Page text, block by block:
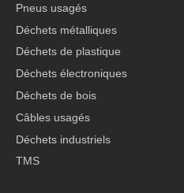
Pneus usagés
Déchets métalliques
Déchets de plastique
Déchets électroniques
Déchets de bois
Câbles usagés
Déchets industriels
TMS